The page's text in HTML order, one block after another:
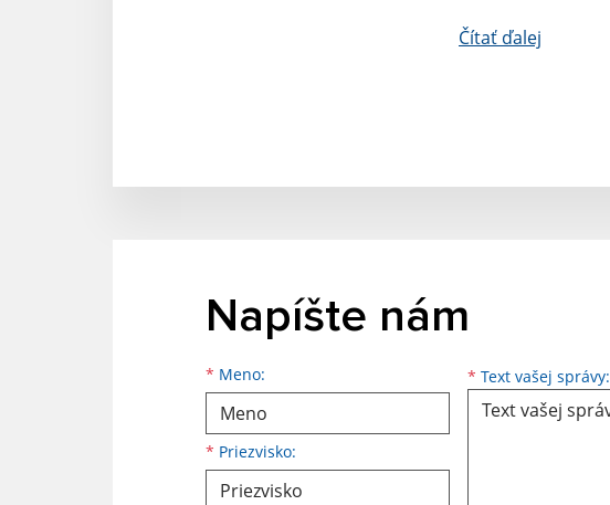
Čítať ďalej
Napíšte nám
* Meno:
Meno
* Priezvisko:
Priezvisko
E-mailová adresa * Text vašej správy: